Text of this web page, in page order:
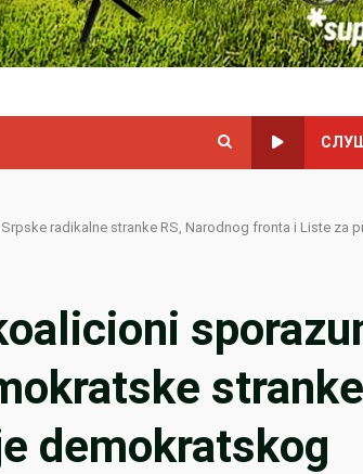
radikalne stranke RS, Narodnog fronta i Liste za
demokratskog